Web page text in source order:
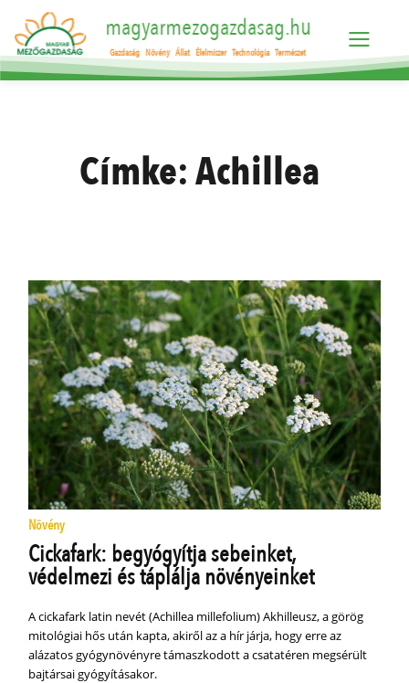
magyarmezogazdasag.hu
Gazdaság Növény Állat Élelmiszer Technológia Természet
Címke:Achillea
Növény
Cickafark: begyógyítja sebeinket,
védelmezi és táplálja növényeinket
A cickafark latin nevét (Achillea millefolium) Akhilleusz, a görög
mitológiai hős után kapta, akiről az a hír járja, hogy erre az
alázatos gyógynövényre támaszkodott a csatatéren megsérült
bajtársai gyógyításakor.